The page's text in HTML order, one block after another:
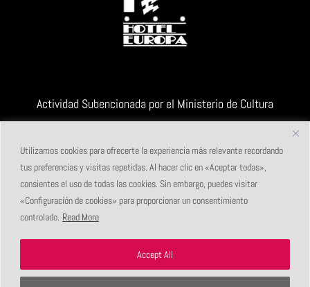
Utilizamos cookies para ofrecerte la experiencia más relevante recordando
tus preferencias y visitas repetidas. Al hacer clic en «Aceptar todas»,
consientes el uso de todas las cookies. Sin embargo, puedes visitar
«Configuración de cookies» para proporcionar un consentimiento
controlado. Read More
Accept All
Actividad Subencionada por el Ministerio de Cultura
Maldito Festival de Videopoesía|Albacete (España)|info@malditofestival.com